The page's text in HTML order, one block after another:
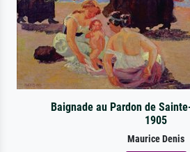
Baignade au Pardon de
1905
Maurice Denis